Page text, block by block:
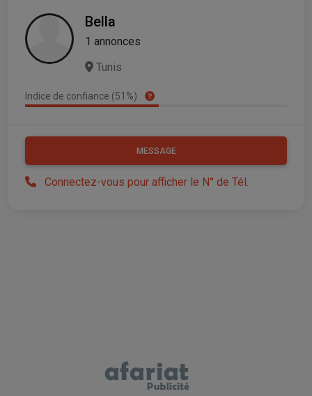
Bella
1 annonces
Tunis
Indice de confiance (51%)
MESSAGE
Connectez-vous pour afficher le N° de Tél.